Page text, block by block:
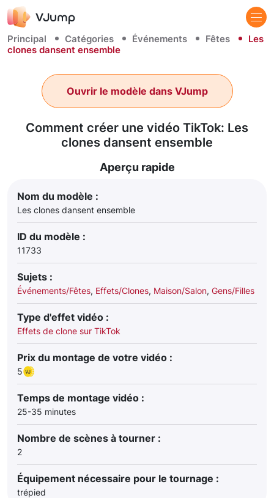
Principal Catégories Événements Fêtes
Les
clones dansent ensemble
Comment créer une vidéo TikTok: Les
clones dansent ensemble
Ouvrir le modèle dans VJump
Aperçu rapide
Nom du modèle :
Les clones dansent ensemble
ID du modèle :
11733
Sujets :
Événements/Fêtes, Effets/Clones, Maison/Salon, Gens/Filles
Type d'effet vidéo :
Effets de clone sur TikTok
Prix du montage de votre vidéo :
5
Temps de montage vidéo :
25-35 minutes
Nombre de scènes à tourner :
2
Équipement nécessaire pour le tournage :
trépied